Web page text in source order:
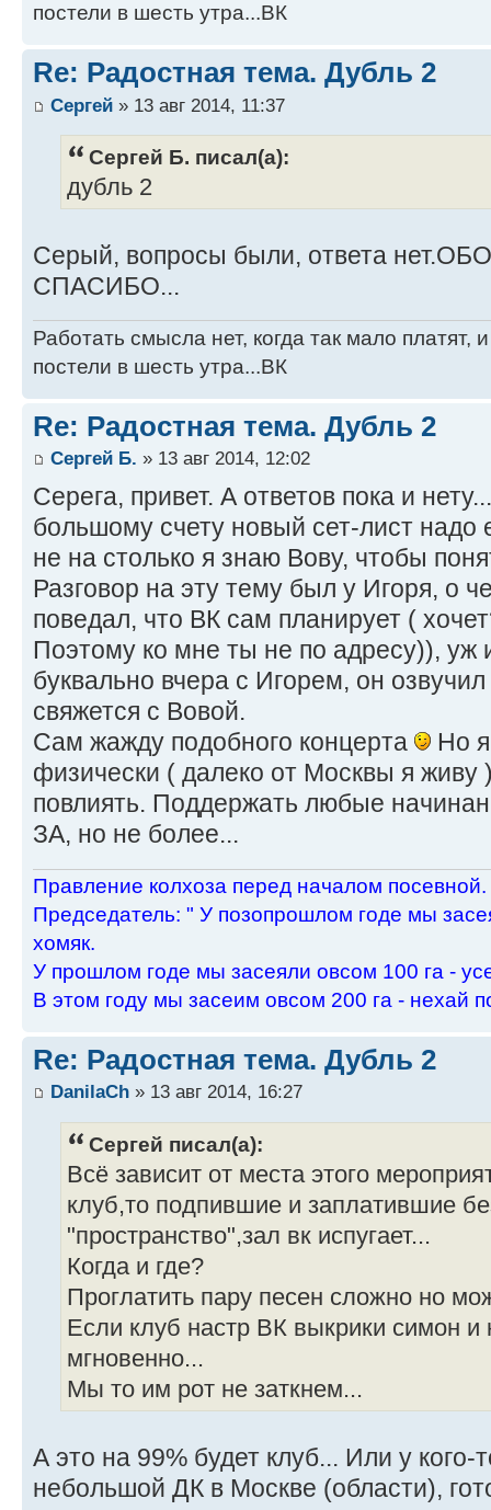
постели в шесть утра...ВК
Re: Радостная тема. Дубль 2
Сергей » 13 авг 2014, 11:37
Сергей Б. писал(а):
дубль 2
Серый, вопросы были, ответа
СПАСИБО...
Работать смысла нет, когда так мало платят,
постели в шесть утра...ВК
Re: Радостная тема. Дубль 2
Сергей Б. » 13 авг 2014, 12:02
Серега, привет. А ответов пока и
большому счету новый сет-лист надо
не на столько я знаю Вову, чтобы
Разговор на эту тему был у Игоря, о
поведал, что ВК сам планирует (
Поэтому ко мне ты не по адресу)), уж
буквально вчера с Игорем, он
свяжется с Вовой.
Сам жажду подобного концерта
Но
физически ( далеко от Москвы я живу
повлиять. Поддержать любые
ЗА, но не более...
Пpавление колхоза пеpед началом посевной.
Пpедседатель: " У позопpошлом годе мы
хомяк.
У пpошлом годе мы засеяли овсом 100 га -
В этом году мы засеим овсом 200 га - нехай
Re: Радостная тема. Дубль 2
DanilaCh » 13 авг 2014, 16:27
Сергей писал(а):
Всё зависит от места этого
клуб,то подпившие и заплатившие
"пространство",зал вк испугает...
Когда и где?
Проглатить пару песен сложно но
Если клуб настр ВК выкрики симон и
мгновенно...
Мы то им рот не заткнем...
А это на 99% будет клуб... Или у
небольшой ДК в Москве (области),